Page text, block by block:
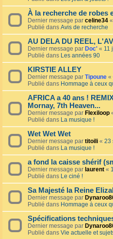
À la recherche de robes
Dernier message par celine34 «
Publié dans Avis de recherche
AU DELA DU REEL,
Dernier message par Doc' « 11
Publié dans Les années 90
KIRSTIE ALLEY
Dernier message par Tipoune «
Publié dans Hommage à ceux
AFRICA a 40 ans !
Mornay, 7th Heaven...
Dernier message par Flexiloop
Publié dans La musique !
Wet Wet Wet
Dernier message par titoili « 23
Publié dans La musique !
a fond la caisse shérif
Dernier message par laurent «
Publié dans Le ciné !
Sa Majesté la Reine
Dernier message par
Publié dans Hommage à ceux
Spécifications
Dernier message par
Publié dans Vie actuelle et